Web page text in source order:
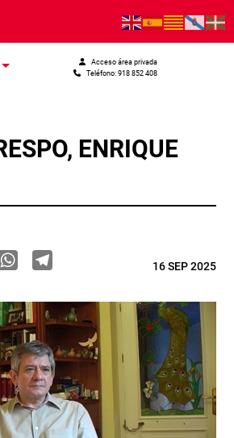
Teléfono: 918 852 408
Acceso área privada
ENRIQUE
WhatsApp
Telegram16 SEP 2025